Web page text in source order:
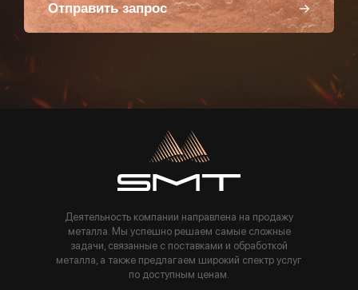
Отправить запрос
Пользуясь данной формой вы соглашаетесь с политикой компании
Деятельность компании направлена на продажу
металла. Мы успешно решаем самые сложные
задачи, связанные с поставками и обработкой
металла, а также предлагаем широкий спектр услуг
по доступным ценам.